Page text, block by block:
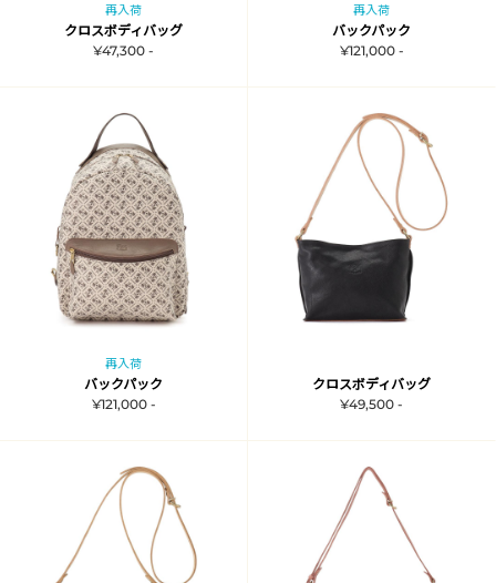
再入荷
クロスボディバッグ
¥47,300 -
再入荷
バックパック
¥121,000 -
再入荷
バックパック
¥121,000 -
クロスボディバッグ
¥49,500 -